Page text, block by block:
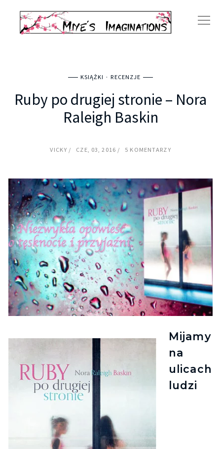
KSIĄŻKI RECENZJE
Ruby po drugiej stronie – Nora
Raleigh Baskin
VICKY CZE, 03, 2016 5 KOMENTARZY
Mijamy
na
ulicach
ludzi